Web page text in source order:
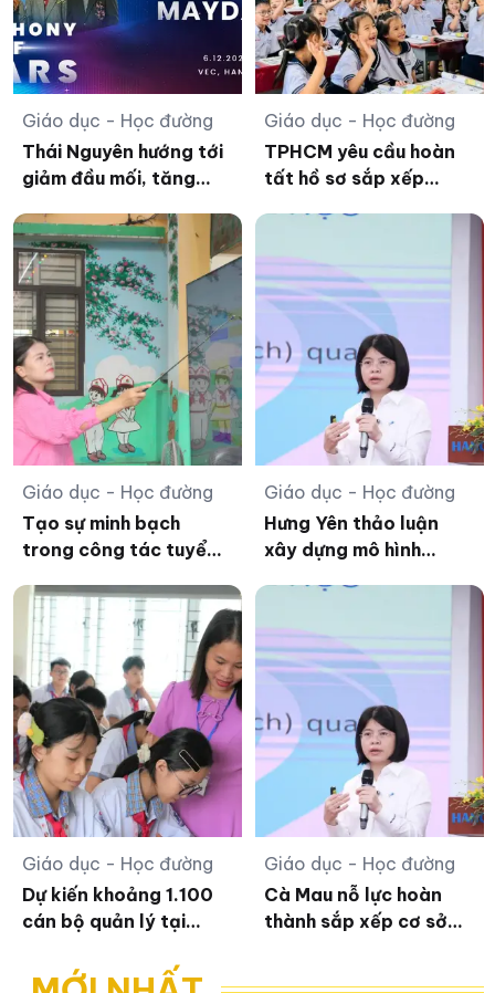
Giáo dục - Học đường
Thái Nguyên hướng tới
giảm đầu mối, tăng
Giáo dục - Học đường
TPHCM yêu cầu hoàn
tất hồ sơ sắp xếp
Giáo dục - Học đường
Tạo sự minh bạch
trong công tác tuyển
Tĩnh
Giáo dục - Học đường
Hưng Yên thảo luận
xây dựng mô hình
Giáo dục - Học đường
Dự kiến khoảng 1.100
cán bộ quản lý tại
tác giảng dạy
Giáo dục - Học đường
Cà Mau nỗ lực hoàn
thành sắp xếp cơ sở